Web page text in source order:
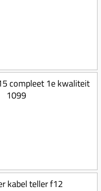
compleet 1e kwaliteit
1099
kabel teller f12